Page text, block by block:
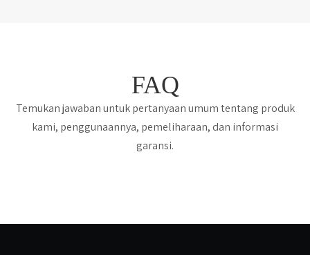
FAQ
Temukan jawaban untuk pertanyaan umum tentang produk
kami, penggunaannya, pemeliharaan, dan informasi
garansi.